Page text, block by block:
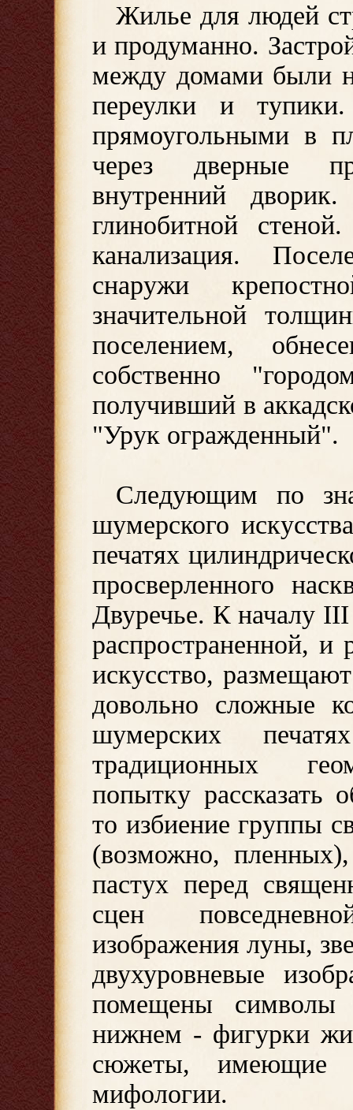
Жилье для людей
и продуманно.
между домами были
переулки и
прямоугольными в
через дверные
внутренний
глинобитной
канализация.
снаружи
значительной
поселением,
собственно
получивший в
"Урук огражденный".
Следующим по
шумерского
печатях
просверленного
Двуречье. К началу III
распространенной, и
искусство,
довольно сложные
шумерских
традиционных
попытку
то избиение группы
(возможно,
пастух перед
сцен
изображения луны,
двухуровневые
помещены символы
нижнем - фигурки
сюжеты, имеющие
мифологии.